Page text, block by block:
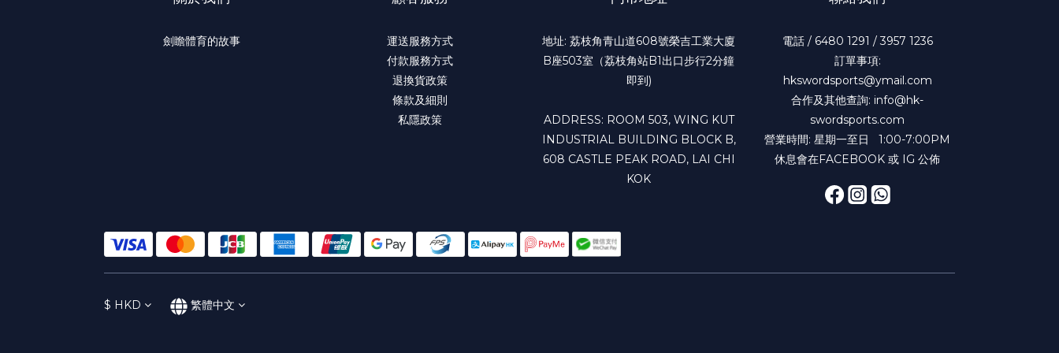
劍瞻體育的故事
運送服務方式
付款服務方式
退換貨政策
條款及細則
私隱政策
地址: 荔枝角青山道608號榮吉工業大廈
B座503室（荔枝角站B1出口步行2分鐘
即到)
ADDRESS: ROOM 503, WING KUT
INDUSTRIAL BUILDING BLOCK B,
608 CASTLE PEAK ROAD, LAI CHI
KOK
電話 / 6480 1291 / 3957 1236
訂單事項:
hkswordsports@ymail.com
合作及其他查詢: info@hk-
swordsports.com
營業時間: 星期一至日 1:00-7:00PM
休息會在FACEBOOK 或 IG 公佈
$ HKD 繁體中文